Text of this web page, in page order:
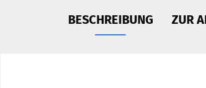
BESCHREIBUNG ZUR